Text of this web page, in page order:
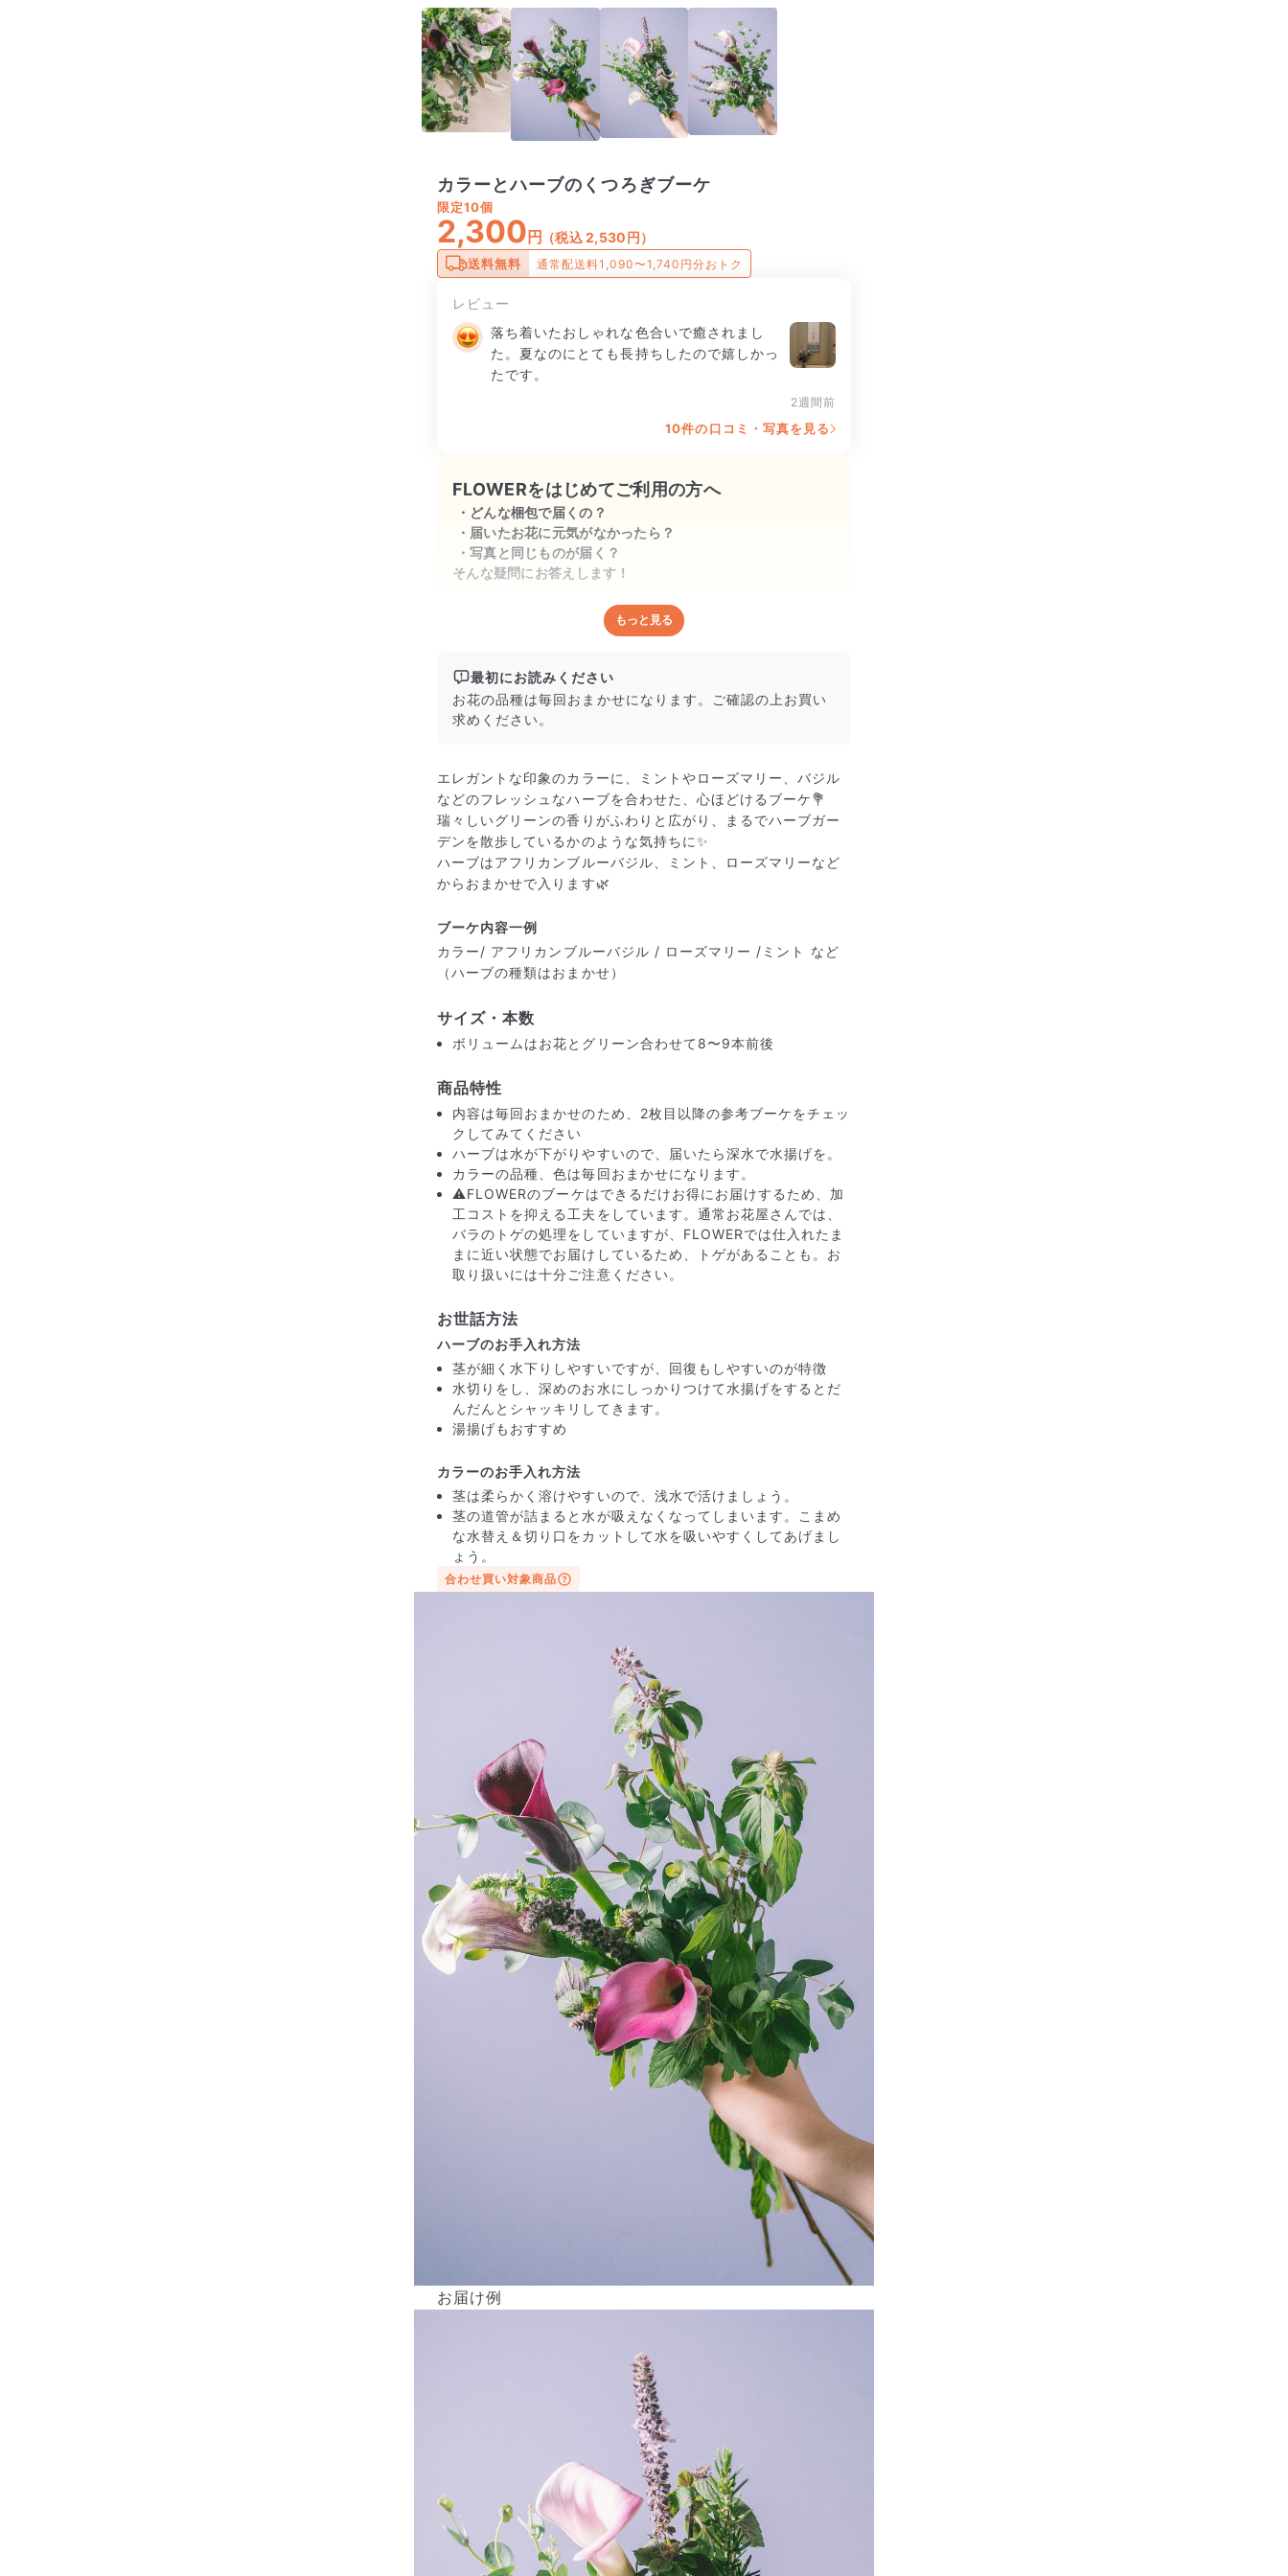
カラーとハーブのくつろぎブーケ
限定10個
2,300 円 （税込 2,530円）
送料無料 通常配送料1,090〜1,740円分おトク
レビュー
落ち着いたおしゃれな色合いで癒されまし
た。夏なのにとても長持ちしたので嬉しかっ
たです。
2週間前
10件の口コミ・写真を見る
FLOWERをはじめてご利用の方へ
どんな梱包で届くの？
届いたお花に元気がなかったら？
写真と同じものが届く？
そんな疑問にお答えします！
どんな梱包で届くの？
ボックスに丁寧に梱包してお届けしています。きゅっとまとめ
られて一見窮屈そうに見えますが、輸送中の衝撃による折れや
擦れを軽減する効果があります。
届いたお花に元気がなかったら？
もし届いたお花に「枯れている」「折れている」などの不備が
あった場合は、些細なことでもお気軽にサポートまでご連絡く
ださい。ご返金にて補償いたします。
写真と同じものが届く？
商品ページに掲載している写真は、実際にお届けする商品を撮
よくある質問
Q. 毎月自動でお花が届くサービスですか？
いいえ、毎月自動でお届けするサービスではありません。好きな時
に好きな花をご注文いただけます。
Q. 配送できないエリアはありますか？
ただいま沖縄・離島エリアへの配送には対応しておりません。ご了
お花をベストなタイミングで発送しているため、お届け日の指定は
できません。受け取り時間帯は、発送後にクロネコヤマトのアプリ
もっと見る
最初にお読みください
お花の品種は毎回おまかせになります。ご確認の上お買い
求めください。
エレガントな印象のカラーに、ミントやローズマリー、バジル
などのフレッシュなハーブを合わせた、心ほどけるブーケ💐
瑞々しいグリーンの香りがふわりと広がり、まるでハーブガー
デンを散歩しているかのような気持ちに✨
ハーブはアフリカンブルーバジル、ミント、ローズマリーなど
からおまかせで入ります🌿
ブーケ内容一例
カラー/ アフリカンブルーバジル / ローズマリー /ミント など
（ハーブの種類はおまかせ）
サイズ・本数
ボリュームはお花とグリーン合わせて8〜9本前後
商品特性
内容は毎回おまかせのため、2枚目以降の参考ブーケをチェッ
クしてみてください
ハーブは水が下がりやすいので、届いたら深水で水揚げを。
カラーの品種、色は毎回おまかせになります。
⚠️FLOWERのブーケはできるだけお得にお届けするため、加
工コストを抑える工夫をしています。通常お花屋さんでは、
バラのトゲの処理をしていますが、FLOWERでは仕入れたま
まに近い状態でお届けしているため、トゲがあることも。お
取り扱いには十分ご注意ください。
お世話方法
ハーブのお手入れ方法
茎が細く水下りしやすいですが、回復もしやすいのが特徴
水切りをし、深めのお水にしっかりつけて水揚げをするとだ
んだんとシャッキリしてきます。
湯揚げもおすすめ
カラーのお手入れ方法
茎は柔らかく溶けやすいので、浅水で活けましょう。
茎の道管が詰まると水が吸えなくなってしまいます。こまめ
な水替え＆切り口をカットして水を吸いやすくしてあげまし
ょう。
合わせ買い対象商品
お届け例